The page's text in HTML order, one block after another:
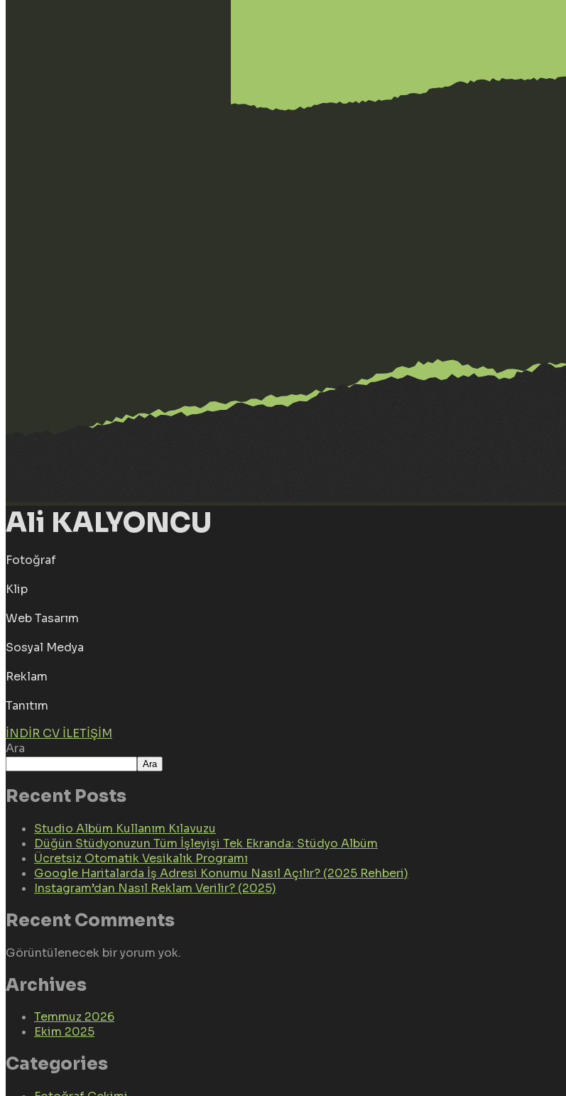
Ali KALYONCU
Fotoğraf
Klip
Web Tasarım
Sosyal Medya
Reklam
Tanıtım
İNDIR CV İLETIŞIM
Ara
Ara
Recent Posts
Studio Albüm Kullanım Kılavuzu
Düğün Stüdyonuzun Tüm İşleyişi Tek Ekranda: Stüdyo Albüm
Ücretsiz Otomatik Vesikalık Programı
Google Haritalarda İş Adresi Konumu Nasıl Açılır? (2025 Rehberi)
Instagram’dan Nasıl Reklam Verilir? (2025)
Recent Comments
Görüntülenecek bir yorum yok.
Archives
Temmuz 2026
Ekim 2025
Categories